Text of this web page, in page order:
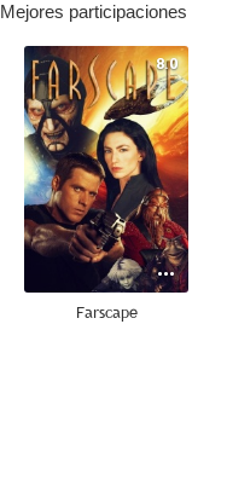
Mejores participaciones
8.0
Farscape